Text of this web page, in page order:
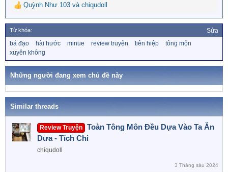
R
e
a
c
t
i
n
:
Quỳnh Như 103 và chiqudoll
Từ khóa: Sửa
h
bá đạo hài hước minue review truyện tiên hiệp
tông môn
xuyên không
Những người đang xem chủ đề này
Similar threads
Review Truyện
Toàn Tông Môn Đều Dựa Vào Ta Ăn
Dưa - Tích Chi
chiqudoll
3 Tháng sáu 2024